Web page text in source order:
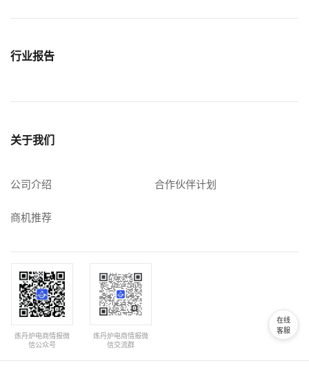
行业报告
关于我们
公司介绍 合作伙伴计划
商机推荐
炼丹炉电商情报微
信公众号
炼丹炉电商情报微
信交流群
在线
客服